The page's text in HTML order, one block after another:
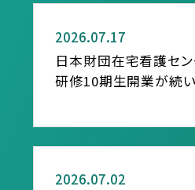
2026.07.17
日本財団在宅看護セ
研修10期生開業が続い
2026.07.02